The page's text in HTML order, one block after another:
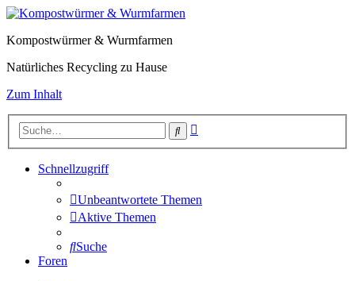
Kompostwürmer & Wurmfarmen
Natürliches Recycling zu Hause
Zum Inhalt
Suche
Schnellzugriff
Unbeantwortete Themen
Aktive Themen
Suche
Foren